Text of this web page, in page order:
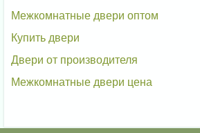
Межкомнатные двери оптом
Купить двери
Двери от производителя
Межкомнатные двери цена